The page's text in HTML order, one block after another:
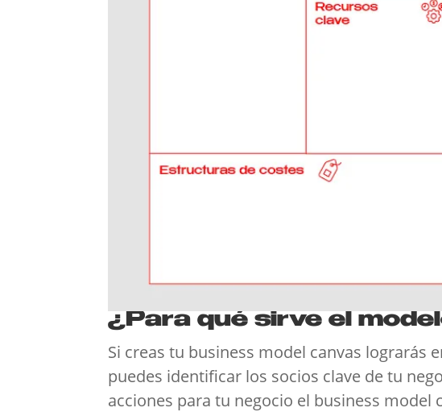
¿Para qué sirve el
Si creas tu business model canvas
puedes identificar los socios clave de tu
acciones para tu negocio el business model